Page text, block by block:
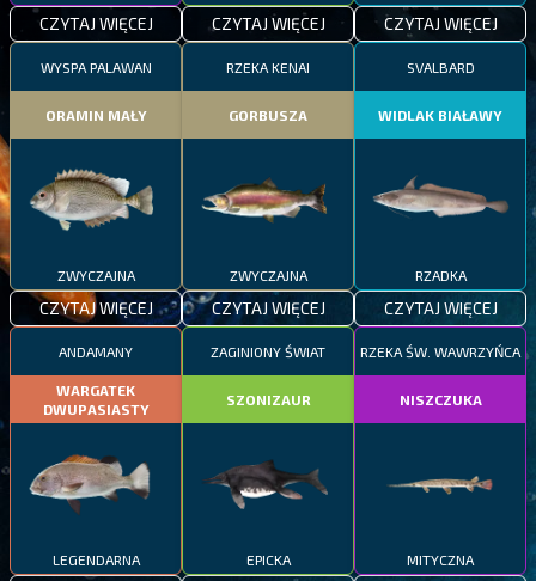
CZYTAJ WIĘCEJ CZYTAJ WIĘCEJ CZYTAJ WIĘCEJ
WYSPA PALAWAN
ORAMIN MAŁY
ZWYCZAJNA
CZYTAJ WIĘCEJ
RZEKA KENAI
GORBUSZA
ZWYCZAJNA
CZYTAJ WIĘCEJ
SVALBARD
WIDLAK BIAŁAWY
RZADKA
CZYTAJ WIĘCEJ
ANDAMANY
WARGATEK
DWUPASIASTY
LEGENDARNA
ZAGINIONY ŚWIAT
SZONIZAUR
EPICKA
RZEKA ŚW. WAWRZYŃCA
NISZCZUKA
MITYCZNA